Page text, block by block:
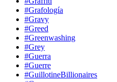
#Grafología
#Gravy
#Greed
#Greenwashing
#Grey
#Guerra
#Guerre
#GuillotineBillionaires